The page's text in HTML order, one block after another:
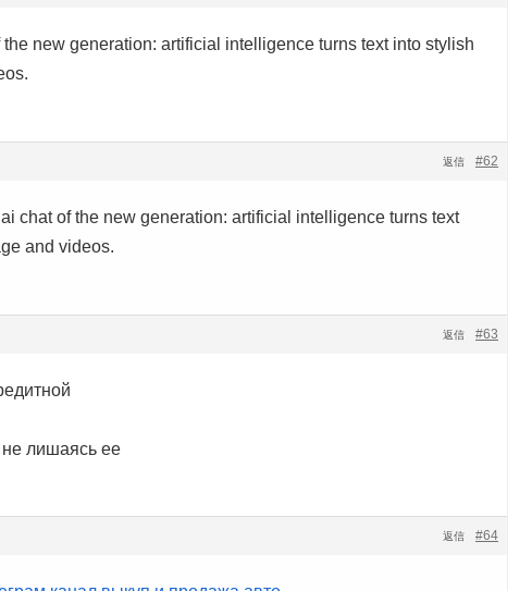
the new generation: artificial intelligence turns text into stylish
#62
返信
chat of the new generation: artificial intelligence turns text
and videos.
#63
返信
лишаясь ее
#64
返信